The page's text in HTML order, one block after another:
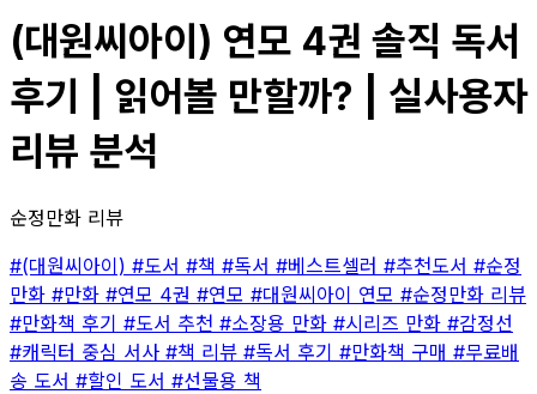
(대원씨아이) 연모 4권 솔직 독서
후기 | 읽어볼 만할까? | 실사용자
리뷰 분석
순정만화 리뷰
#(대원씨아이) #도서 #책 #독서 #베스트셀러 #추천도서 #순정
만화 #만화 #연모 4권 #연모 #대원씨아이 연모 #순정만화 리뷰
#만화책 후기 #도서 추천 #소장용 만화 #시리즈 만화 #감정선
#캐릭터 중심 서사 #책 리뷰 #독서 후기 #만화책 구매 #무료배
송 도서 #할인 도서 #선물용 책